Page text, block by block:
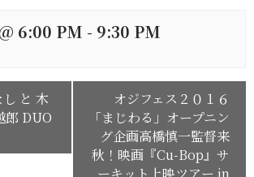
6:00 PM - 9:30 PM
し と 木
郎 DUO
オジフェス２０１６
「まじわる」オープニン
グ企画高橋慎一監督来
秋！映画『Cu-Bop』サ